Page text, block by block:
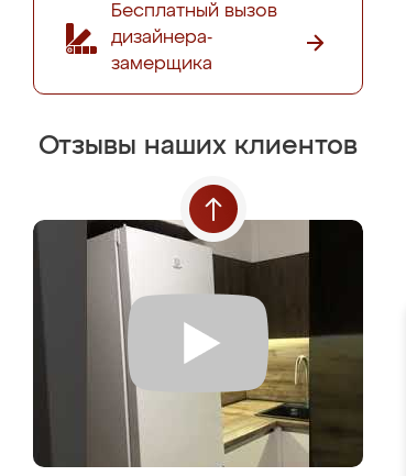
Бесплатный вызов
дизайнера-
замерщика
Отзывы наших клиентов